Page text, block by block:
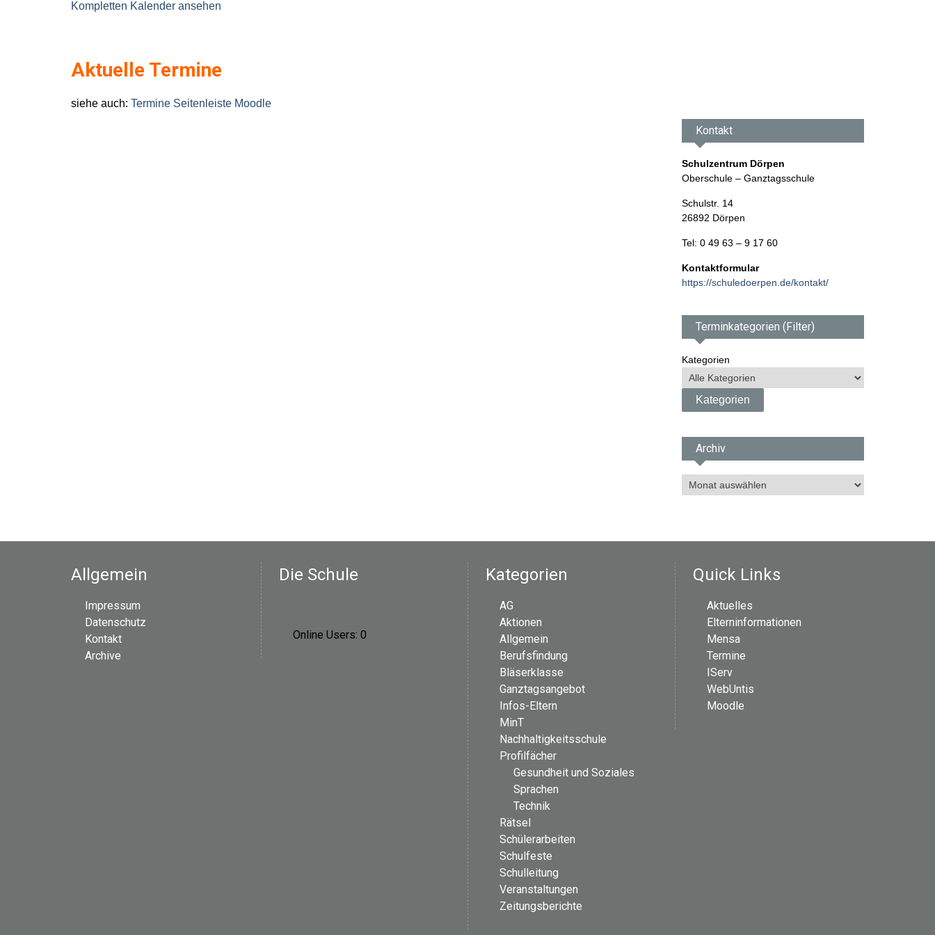
Kompletten Kalender ansehen
Aktuelle Termine
siehe auch: Termine Seitenleiste Moodle
Kontakt
Schulzentrum Dörpen
Oberschule – Ganztagsschule
Schulstr. 14
26892 Dörpen
Tel: 0 49 63 – 9 17 60
Kontaktformular
https://schuledoerpen.de/kontakt/
Terminkategorien (Filter)
Kategorien
Archiv
r
i
Allgemein
Impressum
Datenschutz
Kontakt
Archive
Die Schule
Online Users: 0
Kategorien
AG
Aktionen
Allgemein
Berufsfindung
Bläserklasse
Ganztagsangebot
Infos-Eltern
MinT
Nachhaltigkeitsschule
Profilfächer
Gesundheit und Soziales
Sprachen
Technik
Rätsel
Schülerarbeiten
Schulfeste
Schulleitung
Veranstaltungen
Zeitungsberichte
Quick Links
Aktuelles
Elterninformationen
Mensa
Termine
IServ
WebUntis
Moodle